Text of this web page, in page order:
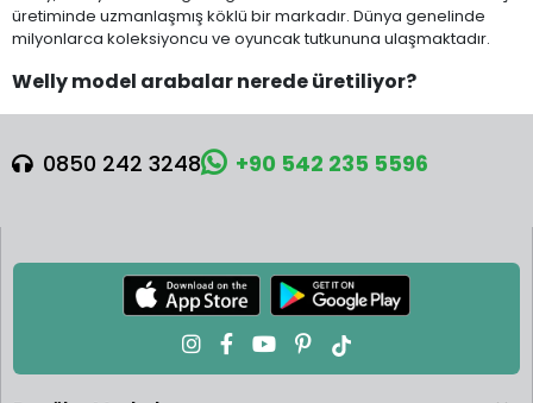
üretiminde uzmanlaşmış köklü bir markadır. Dünya genelinde
milyonlarca koleksiyoncu ve oyuncak tutkununa ulaşmaktadır.
Welly model arabalar nerede üretiliyor?
Welly ürünlerinin büyük bölümü markanın Çin’deki modern üretim
model, gerçek araçtaki detayları olabildiğince doğru yansıtacak
Welly araçları, metal gövde yapısı (die-cast),kaliteli boya
kaplaması, detaylı iç ve dış tasarım, bazı modellerde açılır kapılar,
süspansiyon ve serbest hareket eden tekerlekler gibi özelliklere
sahiptir. Welly’nin 1:18, 1:24, 1:32, 1:34-39, 1:43 ve 1:64 gibi farklı ölçek
0850 242 3248 +90 542 235 5596